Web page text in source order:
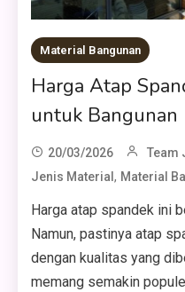
Material Bangunan
Harga Atap
untuk Bangunan
20/03/2026 Team
Jenis Material, Material
Harga atap spandek ini
Namun, pastinya atap
dengan kualitas yang
memang semakin